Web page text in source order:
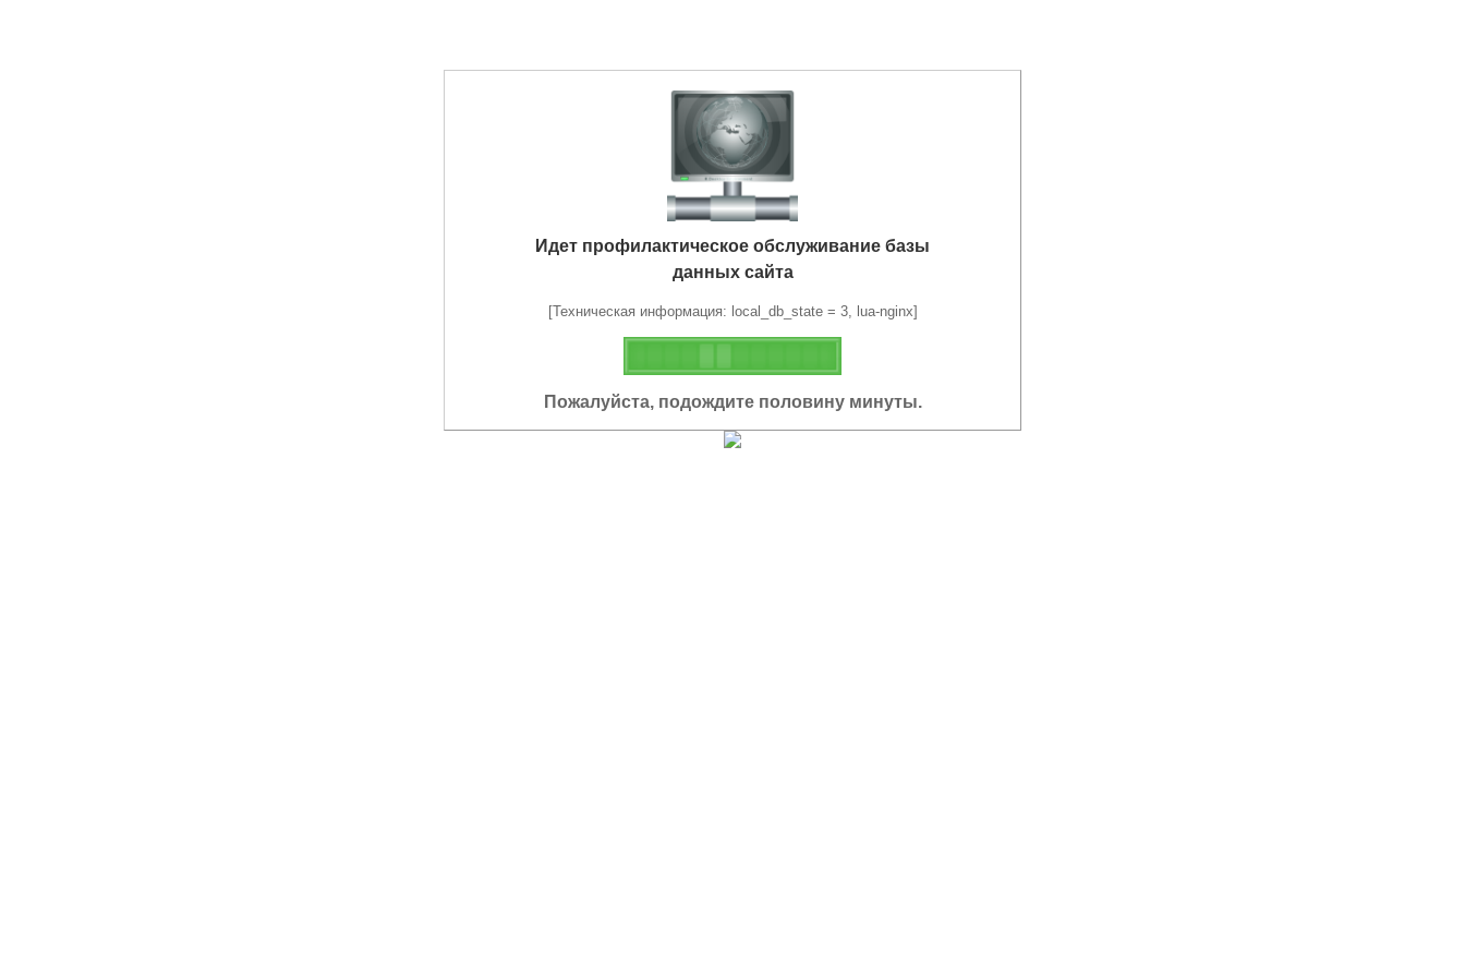
Идет профилактическое обслуживание базы
данных сайта
[Техническая информация: local_db_state = 3, lua-nginx]
Пожалуйста, подождите половину минуты.